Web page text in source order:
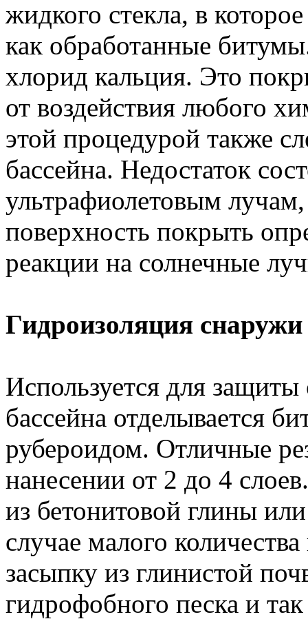
жидкого стекла, в
как обработанные
хлорид кальция. Это
от воздействия любого
этой процедурой также
бассейна. Недостаток
ультрафиолетовым
поверхность покрыть
реакции на солнечные
Гидроизоляция снаружи
Используется для
бассейна отделывается
рубероидом. Отличные
нанесении от 2 до 4
из бетонитовой глины
случае малого
засыпку из глинистой
гидрофобного песка и так